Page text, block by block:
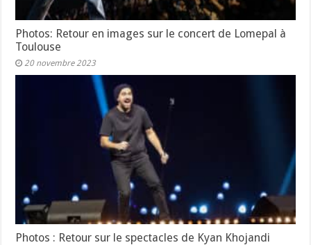
Photos: Retour en images sur le concert de Lomepal à
Toulouse
20 novembre 2023
Photos : Retour sur le spectacles de Kyan Khojandi